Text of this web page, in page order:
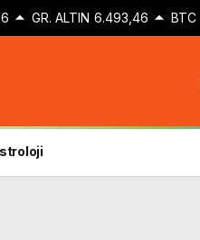
GR. ALTIN 6.493,46 BTC